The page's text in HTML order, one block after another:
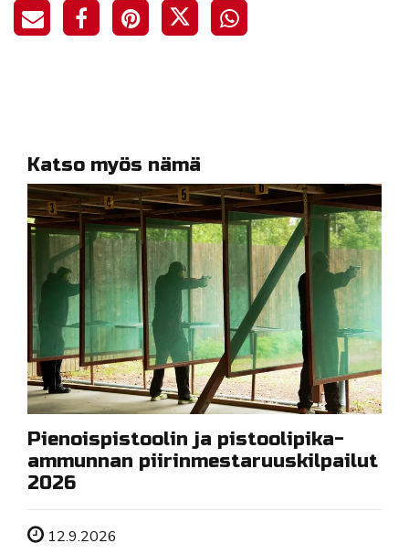
Katso myös nämä
Pienoispistoolin ja pistoolipika-
ammunnan piirinmestaruuskilpailut
2026
Tapahtuman ajankohta
12.9.2026